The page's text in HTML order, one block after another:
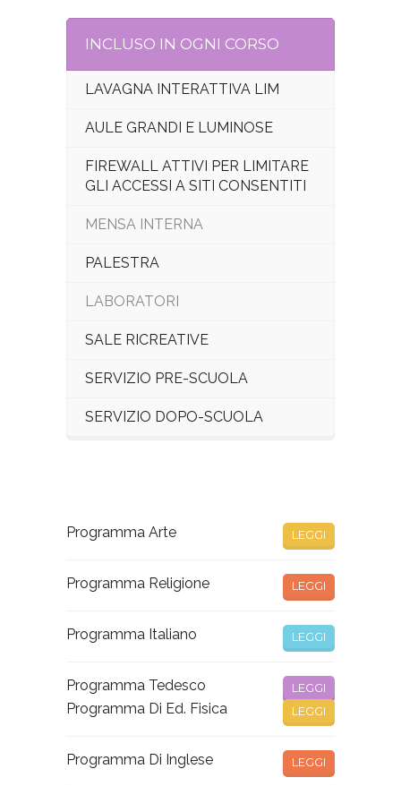
INCLUSO IN OGNI CORSO
LAVAGNA INTERATTIVA LIM
AULE GRANDI E LUMINOSE
FIREWALL ATTIVI PER LIMITARE
GLI ACCESSI A SITI CONSENTITI
MENSA INTERNA
PALESTRA
LABORATORI
SALE RICREATIVE
SERVIZIO PRE-SCUOLA
SERVIZIO DOPO-SCUOLA
Programma Arte LEGGI
Programma Religione LEGGI
Programma Italiano LEGGI
Programma Tedesco LEGGI
Programma Di Ed. Fisica LEGGI
Programma Di Inglese LEGGI